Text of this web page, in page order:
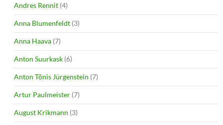
Andres Rennit (4)
Anna Blumenfeldt (3)
Anna Haava (7)
Anton Suurkask (6)
Anton Tõnis Jürgenstein (7)
Artur Paulmeister (7)
August Krikmann (3)